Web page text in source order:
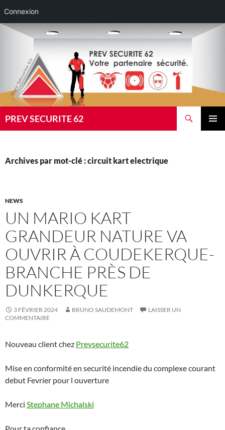
Connexion
Aller
PREV SECURITE 62
Archives par mot-clé : circuit kart electrique
NEWS
UN MARIO KART
GRANDEUR NATURE VA
OUVRIR À COUDEKERQUE-
BRANCHE PRÈS DE
DUNKERQUE
3 FÉVRIER 2024 BRUNO SAUDEMONT
LAISSER UN
COMMENTAIRE
Nouveau client chez Prevsecurite62
Mise en conformité en securité incendie du complexe courant
debut Fevrier pour l ouverture
Merci Stephane Michalski
Pour ta confiance